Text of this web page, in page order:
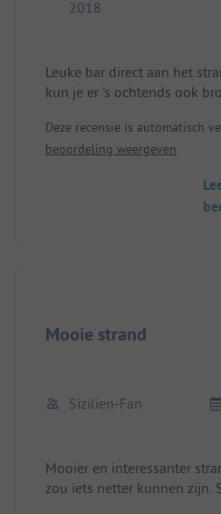
maar ze besparen duidelijk
dagen aan zee doorbrengen.
2018
Leuke bar direct aan het
kun je er 's ochtends ook
Deze recensie is automatisch
beoordeling weergeven
Mooie strand
Sizilien-Fan
Mooier en interessanter
zou iets netter kunnen zijn.